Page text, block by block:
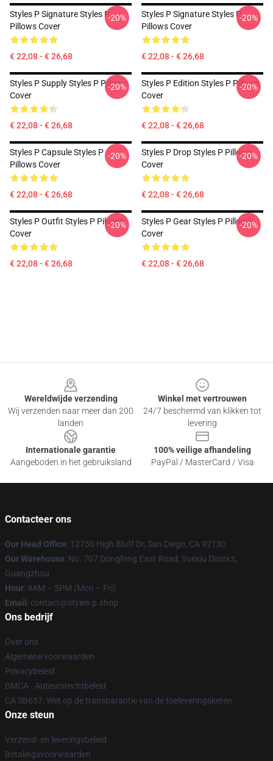
Styles P Signature Styles P
Pillows Cover
€ 22,08 - € 26,68
-20%
Styles P Signature Styles P
Pillows Cover
€ 22,08 - € 26,68
-20%
Styles P Supply Styles P Pillows
Cover
€ 22,08 - € 26,68
-20%
Styles P Edition Styles P Pillows
Cover
€ 22,08 - € 26,68
-20%
Styles P Capsule Styles P
Pillows Cover
€ 22,08 - € 26,68
-20%
Styles P Drop Styles P Pillows
Cover
€ 22,08 - € 26,68
-20%
Styles P Outfit Styles P Pillows
Cover
€ 22,08 - € 26,68
-20%
Styles P Gear Styles P Pillows
Cover
€ 22,08 - € 26,68
-20%
Wereldwijde verzending
Wij verzenden naar meer dan 200
landen
Winkel met vertrouwen
24/7 beschermd van klikken tot
levering
Internationale garantie
Aangeboden in het gebruiksland
100% veilige afhandeling
PayPal / MasterCard / Visa
Contacteer ons
Our Head Office: 12750 High Bluff Dr, San Diego, CA 92130
Our Warehouse: No. 707 Dongfeng East Road, Yuexiu District,
Guangzhou
Hour: 9AM – 5PM (Mon – Fri)
Email : contact@styles-p.shop
Ons bedrijf
Over ons
Algemene voorwaarden
Privacybeleid
DMCA - Auteursrechtbeleid
CA SB657: Wet op de transparantie van de toeleveringsketen
Onze steun
Verzend- en leveringsbeleid
Betalingsvoorwaarden